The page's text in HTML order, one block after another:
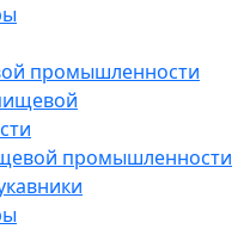
промышленности
промышленности